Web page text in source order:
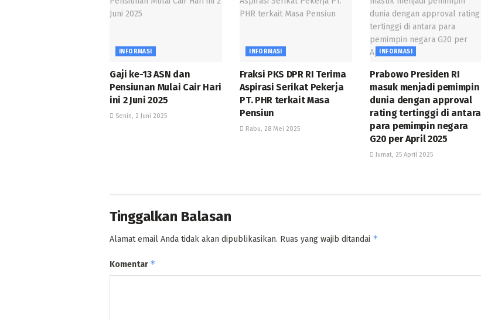
INFORMASI
Gaji ke-13 ASN dan
Pensiunan Mulai Cair Hari
ini 2 Juni 2025
Senin, 2 Juni 2025
INFORMASI
Fraksi PKS DPR RI Terima
Aspirasi Serikat Pekerja
PT. PHR terkait Masa
Pensiun
Rabu, 28 Mei 2025
INFORMASI
Prabowo Presiden RI
masuk menjadi pemimpin
dunia dengan approval
rating tertinggi di antara
para pemimpin negara
G20 per April 2025
Jumat, 25 April 2025
Tinggalkan Balasan
Alamat email Anda tidak akan dipublikasikan. Ruas yang wajib ditandai *
Komentar *